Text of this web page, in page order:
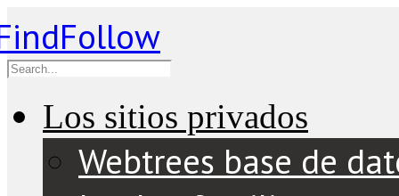
Los sitios privados
Webtrees base de